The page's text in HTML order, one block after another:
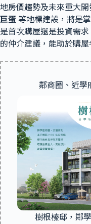
地房價趨勢及未來重大開
巨蛋 等地標建設，將是
是首次購屋還是投資需
的仲介建議，能助於購
鄰商圈、近學
樹根榛邸，鄰